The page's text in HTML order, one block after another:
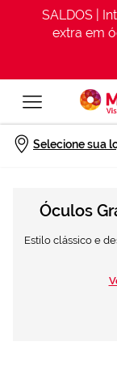
SALDOS |
extra em
Selecione sua
Início Óculo
Óculos
Estilo clássico e